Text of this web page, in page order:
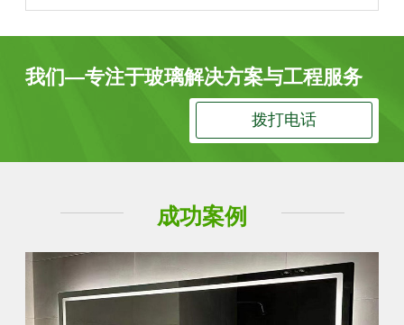
我们—专注于玻璃解决方案与工程服务
拨打电话
成功案例